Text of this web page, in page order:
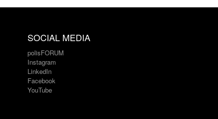
SOCIAL MEDIA
polisFORUM
Instagram
LinkedIn
Facebook
YouTube